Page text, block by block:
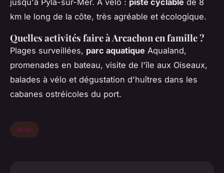
jusqu'à Pyla-sur-Mer. À vélo : piste cyclable de 8
km le long de la côte, très agréable et écologique.
Quelles activités faire à Arcachon en famille ?
Plages surveillées, parc aquatique Aqualand,
promenades en bateau, visite de l'île aux Oiseaux,
balades à vélo et dégustation d'huîtres dans les
cabanes ostréicoles du port.
Actu